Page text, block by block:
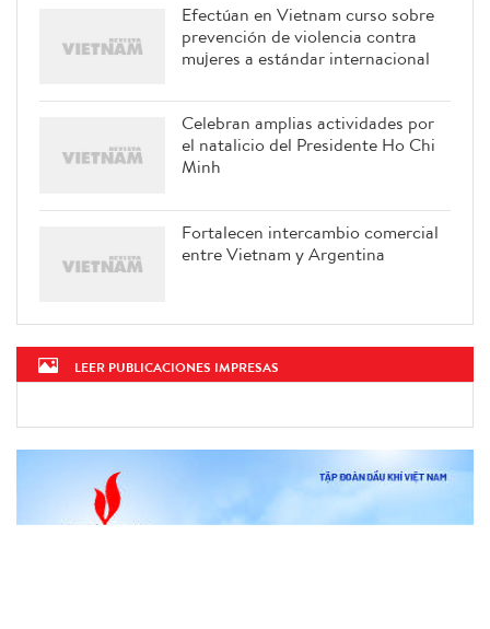
Efectúan en Vietnam curso sobre
prevención de violencia contra
mujeres a estándar internacional
Celebran amplias actividades por
el natalicio del Presidente Ho Chi
Minh
Fortalecen intercambio comercial
entre Vietnam y Argentina
LEER PUBLICACIONES IMPRESAS